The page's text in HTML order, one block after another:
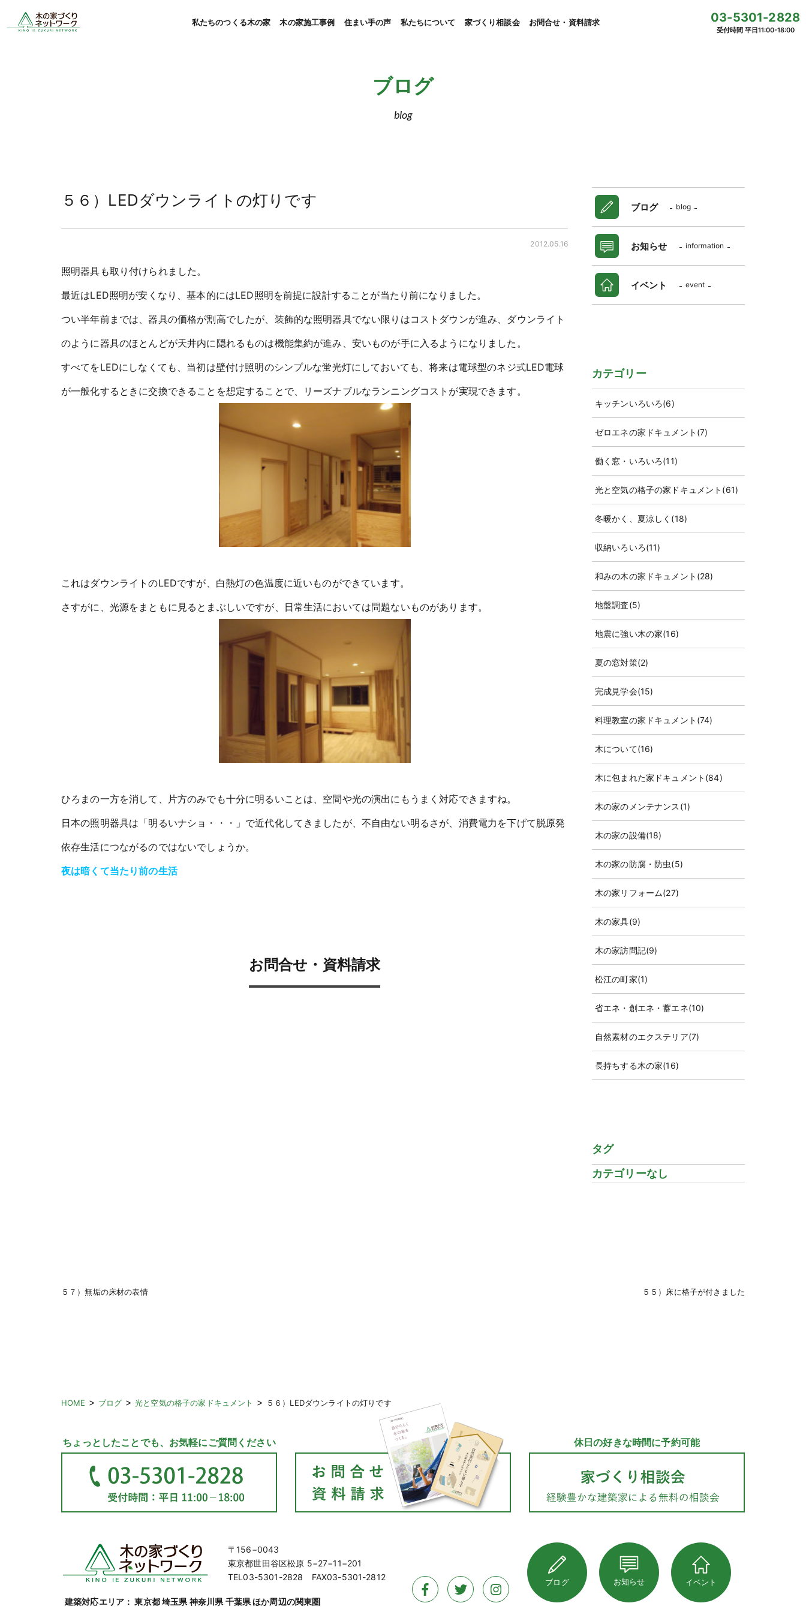
私たちのつくる木の家 木の家施工事例 住まい手の声 私たちについて 家づくり相談会 お問合せ・資料請求 03-5301-2828
受付時間 平日11:00-18:00
ブログ
blog
５６）LEDダウンライトの灯りです
2012.05.16
照明器具も取り付けられました。
最近はLED照明が安くなり、基本的にはLED照明を前提に設計することが当たり前になりました。
つい半年前までは、器具の価格が割高でしたが、装飾的な照明器具でない限りはコストダウンが進み、ダウンライト
のように器具のほとんどが天井内に隠れるものは機能集約が進み、安いものが手に入るようになりました。
すべてをLEDにしなくても、当初は壁付け照明のシンプルな蛍光灯にしておいても、将来は電球型のネジ式LED電球
が一般化するときに交換できることを想定することで、リーズナブルなランニングコストが実現できます。
これはダウンライトのLEDですが、白熱灯の色温度に近いものができています。
さすがに、光源をまともに見るとまぶしいですが、日常生活においては問題ないものがあります。
ひろまの一方を消して、片方のみでも十分に明るいことは、空間や光の演出にもうまく対応できますね。
日本の照明器具は「明るいナショ・・・」で近代化してきましたが、不自由ない明るさが、消費電力を下げて脱原発
依存生活につながるのではないでしょうか。
夜は暗くて当たり前の生活
お問合せ・資料請求
ブログ blog
お知らせ information
イベント event
カテゴリー
キッチンいろいろ(6)
ゼロエネの家ドキュメント (7)
働く窓・いろいろ(11)
光と空気の格子の家ドキュメント (61)
冬暖かく、夏涼しく (18)
収納いろいろ(11)
和みの木の家ドキュメント (28)
地盤調査(5)
地震に強い木の家(16)
夏の窓対策(2)
完成見学会(15)
料理教室の家ドキュメント (74)
木について(16)
木に包まれた家ドキュメント (84)
木の家のメンテナンス (1)
木の家の設備(18)
木の家の防腐・防虫(5)
木の家リフォーム(27)
木の家具(9)
木の家訪問記(9)
松江の町家(1)
省エネ・創エネ・蓄エネ(10)
自然素材のエクステリア(7)
長持ちする木の家(16)
タグ
カテゴリーなし
５７）無垢の床材の表情 ５５）床に格子が付きました
HOME > ブログ >光と空気の格子の家ドキュメント > ５６）LEDダウンライトの灯りです
ちょっとしたことでも、お気軽にご質問ください 休日の好きな時間に予約可能
〒156−0043
東京都世田谷区松原 5−27−11−201
TEL03-5301-2828 FAX03-5301-2812
建築対応エリア： 東京都 埼玉県 神奈川県 千葉県 ほか周辺の関東圏
ブログ お知らせ イベント